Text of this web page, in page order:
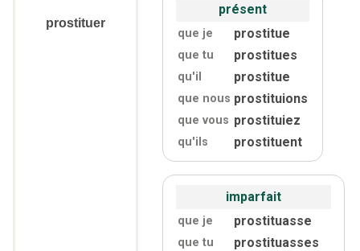
prostituer
présent
que je prostitue
que tu prostitues
qu'il prostitue
que nous prostituions
que vous prostituiez
qu'ils prostituent
imparfait
que je prostituasse
que tu prostituasses